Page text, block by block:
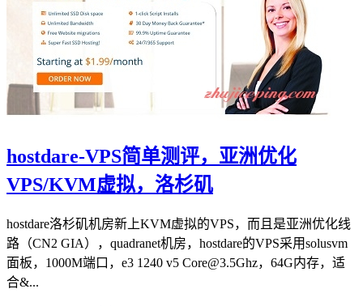
hostdare-VPS简单测评，亚洲优化
VPS/KVM虚拟，洛杉矶
hostdare洛杉矶机房新上KVM虚拟的VPS，而且是亚洲优化线
路（CN2 GIA），quadranet机房，hostdare的VPS采用solusvm
面板，1000M端口，e3 1240 v5 Core@3.5Ghz，64G内存，适
合&...